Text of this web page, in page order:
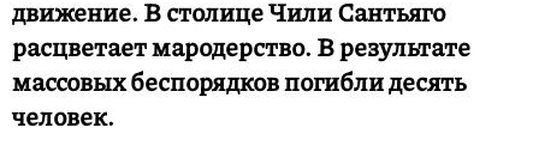
движение. В столице Чили Сантьяго
расцветает мародерство. В результате
массовых беспорядков погибли десять
человек.